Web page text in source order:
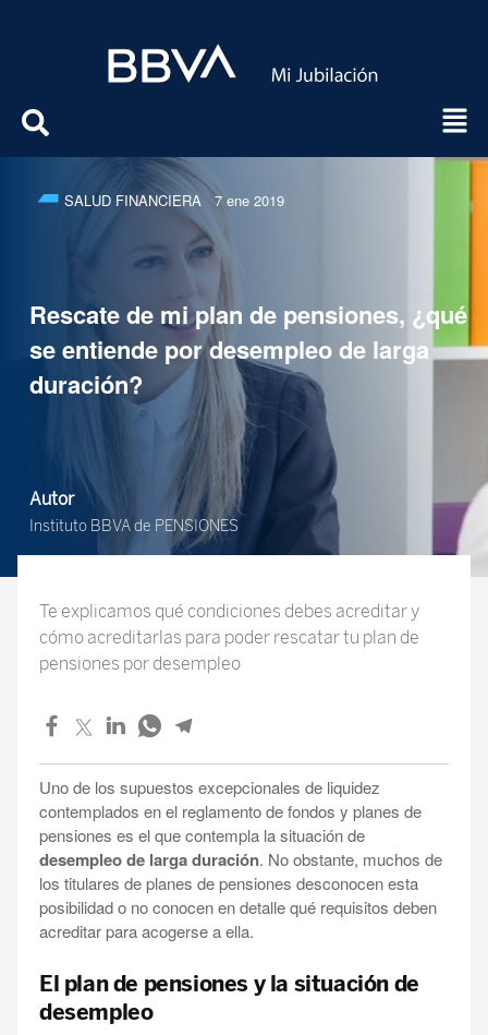
SALUD FINANCIERA7 ene 2019
Rescate de mi plan de pensiones, ¿qué
se entiende por desempleo de larga
duración?
Autor
Instituto BBVA de PENSIONES
Te explicamos qué condiciones debes acreditar y
cómo acreditarlas para poder rescatar tu plan de
pensiones por desempleo
Uno de los supuestos excepcionales de liquidez
contemplados en el reglamento de fondos y planes de
pensiones es el que contempla la situación de
desempleo de larga duración. No obstante, muchos de
los titulares de planes de pensiones desconocen esta
posibilidad o no conocen en detalle qué requisitos deben
acreditar para acogerse a ella.
El plan de pensiones y la situación de
desempleo